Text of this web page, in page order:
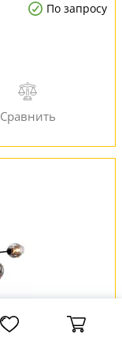
По запросу